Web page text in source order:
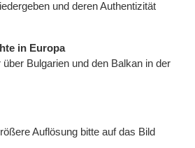
und deren Authentizität
in Europa
Bulgarien und den Balkan in der
Auflösung bitte auf das Bild